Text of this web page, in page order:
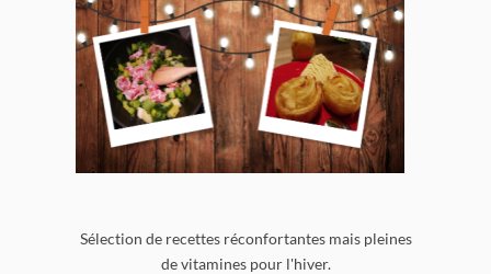
Sélection de recettes réconfortantes mais pleines
de vitamines pour l'hiver.